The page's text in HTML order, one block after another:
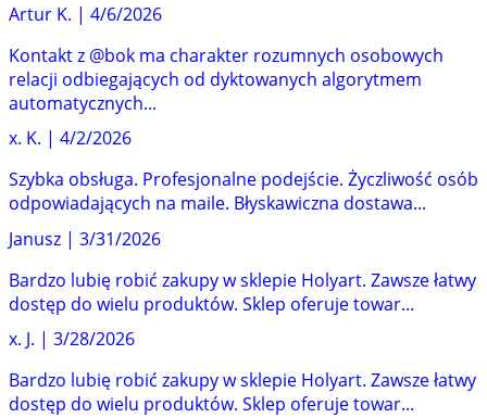
Artur K. | 4/6/2026
Kontakt z @bok ma charakter rozumnych osobowych
relacji odbiegających od dyktowanych algorytmem
automatycznych...
x. K. | 4/2/2026
Szybka obsługa. Profesjonalne podejście. Życzliwość osób
odpowiadających na maile. Błyskawiczna dostawa...
Janusz | 3/31/2026
Bardzo lubię robić zakupy w sklepie Holyart. Zawsze łatwy
dostęp do wielu produktów. Sklep oferuje towar...
x. J. | 3/28/2026
Bardzo lubię robić zakupy w sklepie Holyart. Zawsze łatwy
dostęp do wielu produktów. Sklep oferuje towar...